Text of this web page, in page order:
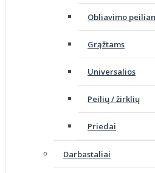
Obliavimo
Grąžtams
Universalios
Peilių / žirklių
Priedai
Darbastaliai